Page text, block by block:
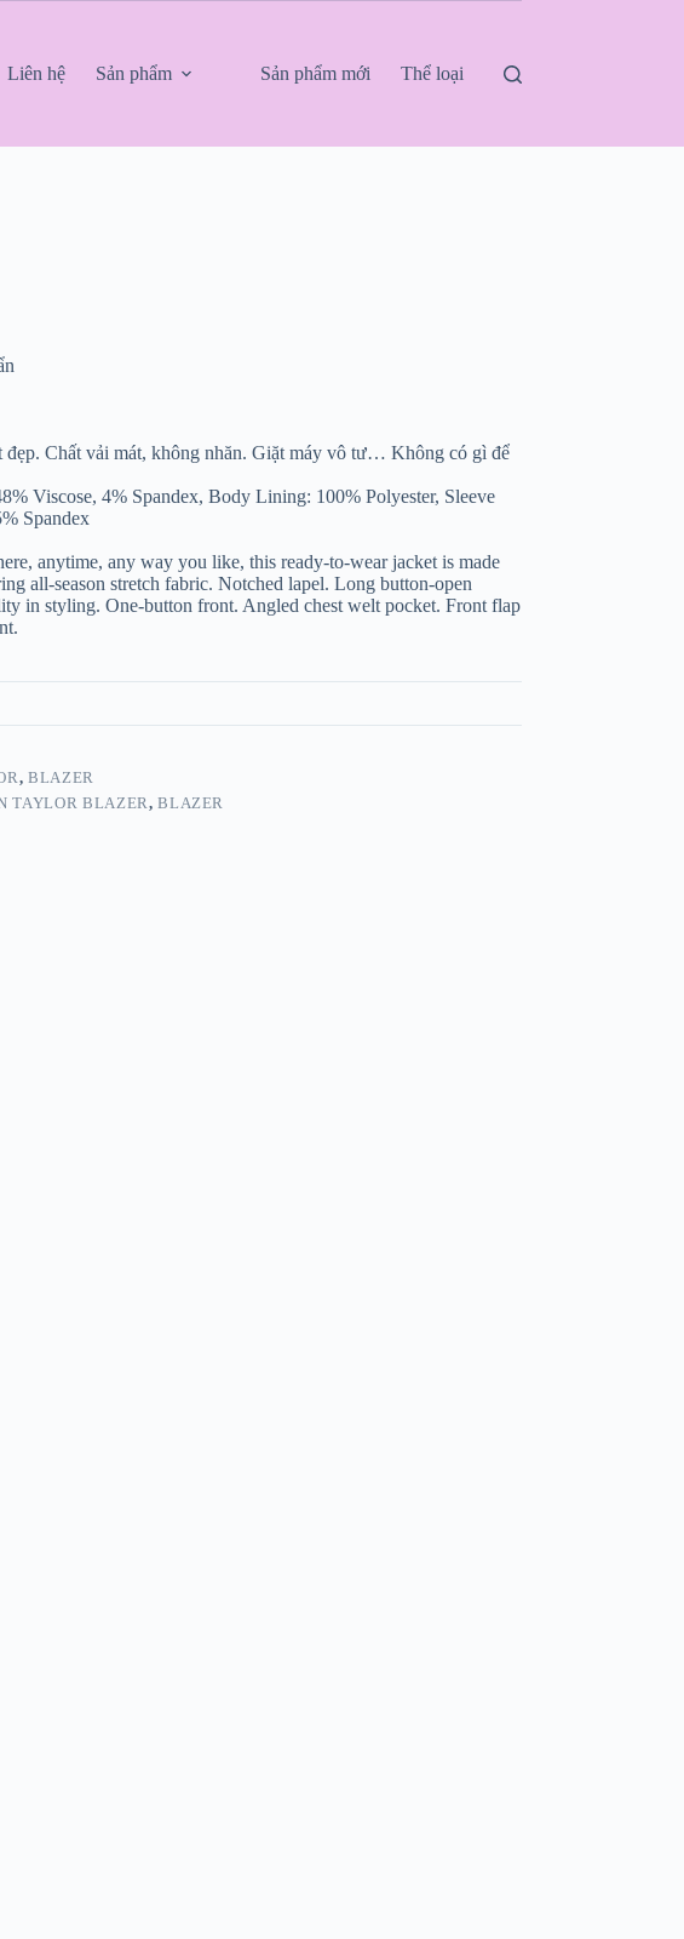
Liên hệ Sản phẩm Sản phẩm mới Thể loại
đẹp. Chất vải mát, không nhăn. Giặt máy vô tư… Không có gì để
Viscose, 4% Spandex, Body Lining: 100% Polyester, Sleeve
Spandex
anytime, any way you like, this ready-to-wear jacket is made
all-season stretch fabric. Notched lapel. Long button-open
in styling. One-button front. Angled chest welt pocket. Front flap
,BLAZER
TAYLOR BLAZER,BLAZER